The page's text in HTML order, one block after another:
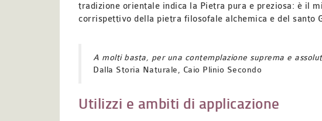
tradizione orientale indica la Pietra pura e preziosa: è il
corrispettivo della pietra filosofale alchemica e del santo
A molti basta, per una contemplazione suprema e
Dalla Storia Naturale, Caio Plinio Secondo
Utilizzi e ambiti di applicazione